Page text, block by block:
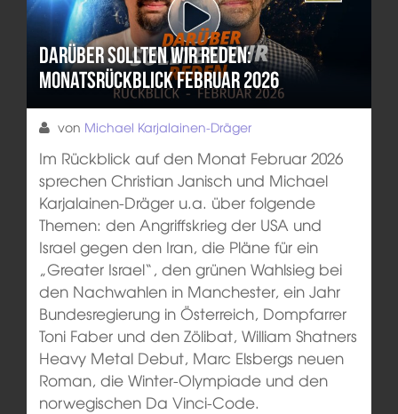
Darüber sollten wir reden:
Monatsrückblick Februar 2026
von Michael Karjalainen-Dräger
Im Rückblick auf den Monat Februar 2026
sprechen Christian Janisch und Michael
Karjalainen-Dräger u.a. über folgende
Themen: den Angriffskrieg der USA und
Israel gegen den Iran, die Pläne für ein
„Greater Israel“, den grünen Wahlsieg bei
den Nachwahlen in Manchester, ein Jahr
Bundesregierung in Österreich, Dompfarrer
Toni Faber und den Zölibat, William Shatners
Heavy Metal Debut, Marc Elsbergs neuen
Roman, die Winter-Olympiade und den
norwegischen Da Vinci-Code.